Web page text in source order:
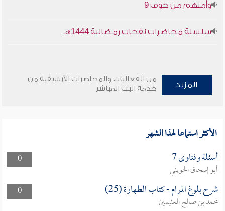
وأمنهم من خوف 9
سلسلة محاضرات نفحات رمضانية 1444هـ
المزيد
من الفعاليات والمحاضرات الأرشيفية من
خدمة البث المباشر
الأكثر استماعا لهذا الشهر
0 أسئلة وفتاوى 7
أبو إسحاق الحويني
0
شرح بلوغ المرام - كتاب الطهارة (25)
محمد بن صالح العثيمين